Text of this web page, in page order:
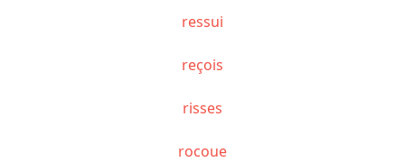
ressui
reçois
risses
rocoue